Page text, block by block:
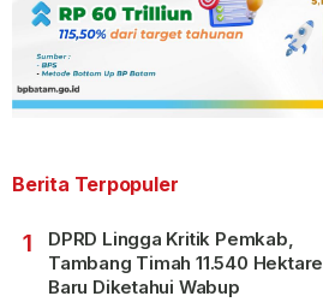
Berita Terpopuler
1
DPRD Lingga Kritik Pemkab,
Tambang Timah 11.540 Hektare
Baru Diketahui Wabup